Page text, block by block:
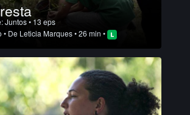
Juntos• 13 eps
• De Leticia Marques• 26 min •